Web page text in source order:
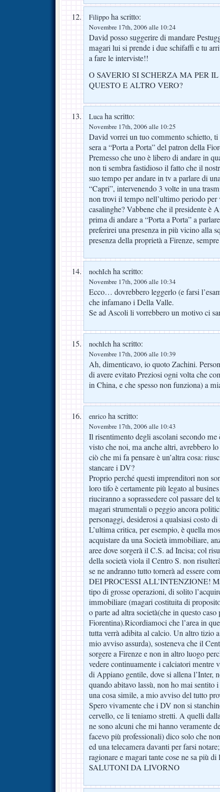
Filippo ha scritto:
Novembre 17th, 2006 alle 10:24
David posso suggerire di mandare
magari lui si prende i due schifaffi e tu
a fare le interviste!!
O SAVERIO SI SCHERZA MA PER
QUESTO E ALTRO VERO?
Lucaha scritto:
Novembre 17th, 2006 alle 10:25
David vorrei un tuo commento schietto, ti
sera a “Porta a Porta” del patron della
Premesso che uno è libero di andare in
non ti sembra fastidioso il fatto che il
suo tempo per andare in tv a parlare di
“Capri”, intervenendo 3 volte in una
non trovi il tempo nell’ultimo periodo per
casalinghe? Vabbene che il presidente è
prima di andare a “Porta a Porta” a
preferirei una presenza in più vicino alla
presenza della proprietà a Firenze,
nochIch ha scritto:
Novembre 17th, 2006 alle 10:34
Ecco… dovrebbero leggerlo (e farsi
che infamano i Della Valle.
Se ad Ascoli li vorrebbero un motivo ci
nochIch ha scritto:
Novembre 17th, 2006 alle 10:39
Ah, dimenticavo, io quoto Zachini.
di avere evitato Preziosi ogni volta che
in China, e che spesso non funziona) a
enrico ha scritto:
Novembre 17th, 2006 alle 10:43
Il risentimento degli ascolani secondo me
visto che noi, ma anche altri, avrebbero
ciò che mi fa pensare è un’altra cosa:
stancare i DV?
Proprio perché questi imprenditori non
loro tifo è certamente più legato al
riuciranno a soprassedere col passare del
magari strumentali o peggio ancora
personaggi, desiderosi a qualsiasi costo
L’ultima critica, per esempio, è quella
acquistare da una Società immobiliare,
aree dove sorgerà il C.S. ad Incisa; col
della società viola il Centro S. non
se ne andranno tutto tornerà ad essere
DEI PROCESSI ALL’INTENZIONE!
tipo di grosse operazioni, di solito
immobiliare (magari costituita di
o parte ad altra società(che in questo caso
Fiorentina).Ricordiamoci che l’area in
tutta verrà adibita al calcio. Un altro tizio
mio avviso assurda), sosteneva che il
sorgere a Firenze e non in altro luogo
vedere continuamente i calciatori mentre
di Appiano gentile, dove si allena l’Inter,
quando abitavo lassù, non ho mai sentito
una cosa simile, a mio avviso del tutto
Spero vivamente che i DV non si
cervello, ce li teniamo stretti. A quelli
ne sono alcuni che mi hanno veramente
facevo più professionali) dico solo che
ed una telecamera davanti per farsi
ragionare e magari tante cose ne sa più di
SALUTONI DA LIVORNO